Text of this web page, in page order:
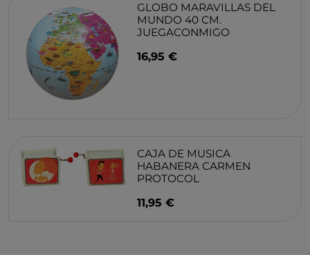
GLOBO MARAVILLAS DEL
MUNDO 40 CM.
JUEGACONMIGO
16,95 €
CAJA DE MUSICA
HABANERA CARMEN
PROTOCOL
11,95 €